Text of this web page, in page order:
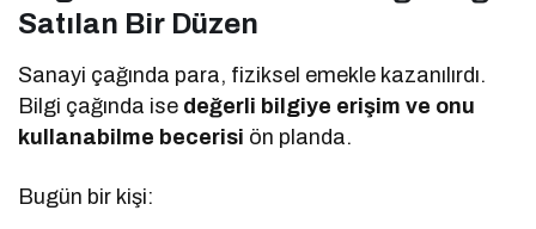
Satılan Bir Düzen
Sanayi çağında para, fiziksel emekle kazanılırdı.
Bilgi çağında ise değerli bilgiye erişim ve onu
kullanabilme becerisi ön planda.
Bugün bir kişi: